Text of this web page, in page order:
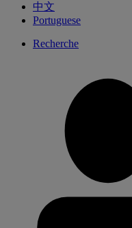
中文
Portuguese
Recherche